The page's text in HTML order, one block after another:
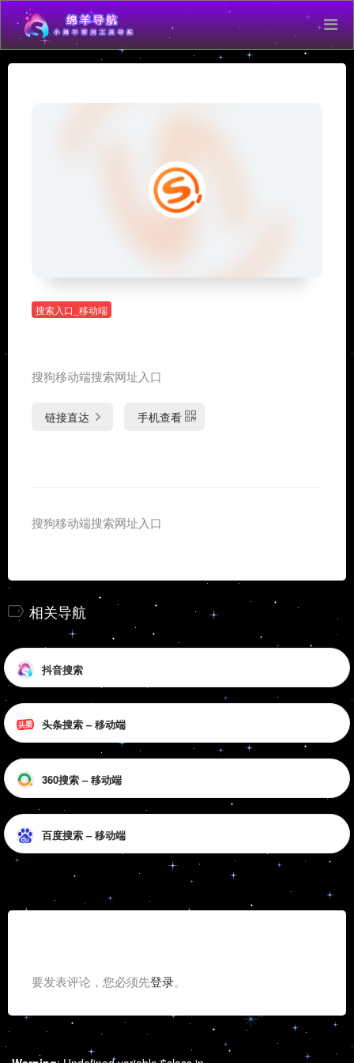
搜索入口_移动端
搜狗移动端搜索网址入口
链接直达 手机查看
搜狗移动端搜索网址入口
相关导航
抖音搜索
头条搜索 – 移动端
360搜索 – 移动端
百度搜索 – 移动端
要发表评论，您必须先登录。